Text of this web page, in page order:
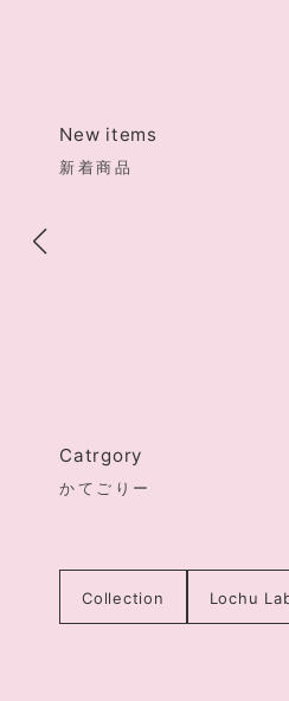
New items
新着商品
Catrgory
かてごりー
Collection Lochu